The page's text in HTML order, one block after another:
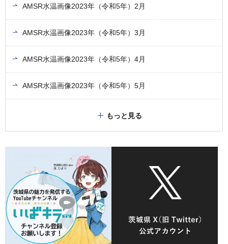
AMSR水温画像2023年（令和5年）2月
AMSR水温画像2023年（令和5年）3月
AMSR水温画像2023年（令和5年）4月
AMSR水温画像2023年（令和5年）5月
もっと見る